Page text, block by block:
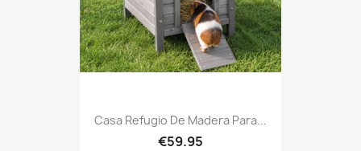
Casa Refugio De Madera Para...
€59.95